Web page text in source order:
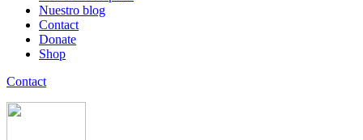
Nuestro blog
Contact
Donate
Shop
Contact